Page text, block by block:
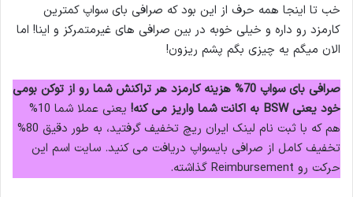
خب تا اینجا همه حرف از این بود که صرافی بای سواپ کمترین
کارمزد رو داره و خیلی خوبه در بین صرافی های غیرمتمرکز و اینا! اما
الان میگم یه چیزی بگم پشم ریزون!
صرافی بای سواپ 70% هزینه کارمزد هر تراکنش شما رو از توکن بومی
خود یعنی BSW به اکانت شما واریز می کنه!
یعنی عملا شما 10%
هم که با ثبت نام لینک ایران ریچ تخفیف گرفتید، به طور دقیق 80%
تخفیف کامل از صرافی بایسواپ دریافت می کنید. سایت اسم این
حرکت رو Reimbursement گذاشته.